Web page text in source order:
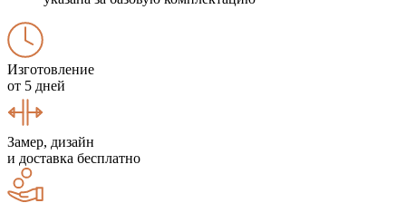
Изготовление
от 5 дней
Замер, дизайн
и доставка бесплатно